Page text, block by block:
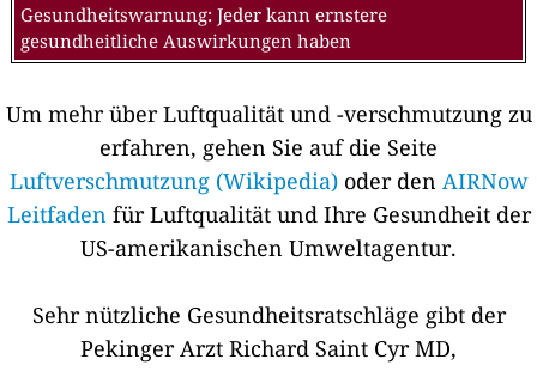
Gesundheitswarnung: Jeder kann ernstere
gesundheitliche Auswirkungen haben
Um mehr über Luftqualität und -verschmutzung zu
erfahren, gehen Sie auf die Seite
Luftverschmutzung (Wikipedia)oder den AIRNow
Leitfaden für Luftqualität und Ihre Gesundheit der
US-amerikanischen Umweltagentur.
Sehr nützliche Gesundheitsratschläge gibt der
Pekinger Arzt Richard Saint Cyr MD,